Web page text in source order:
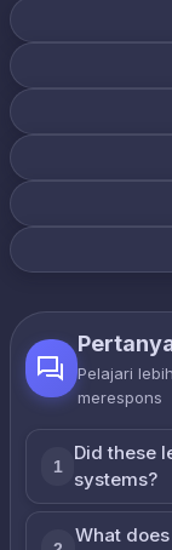
Pelajari
merespons
1
Did these
systems?
What